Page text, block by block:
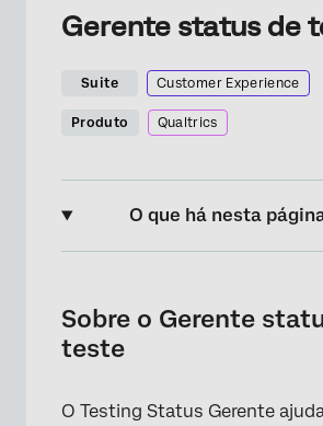
Gerente status de
Suite Customer Experience
Produto Qualtrics
O que há nesta
Criação de um Gerente de status
1. Configuração completa da
2. Evitar registros Duplicar de
Sobre o Gerente
teste
O Testing Status Gerente